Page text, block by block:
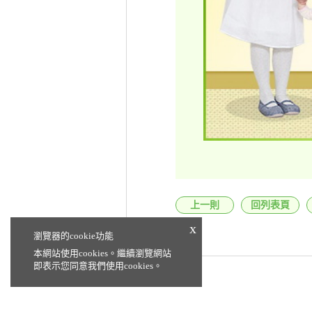
上一則 回列表頁
x
瀏覽器的cookie功能
本網站使用cookies。繼續瀏覽網站
即表示您同意我們使用cookies。